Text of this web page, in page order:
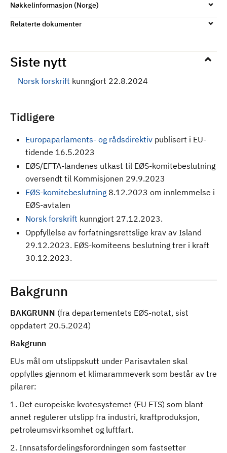
Nøkkelinformasjon (Norge)
Relaterte dokumenter
Siste nytt
Norsk forskrift kunngjort 22.8.2024
Tidligere
Europaparlaments- og rådsdirektiv publisert i EU-
tidende 16.5.2023
EØS/EFTA-landenes utkast til EØS-komitebeslutning
oversendt til Kommisjonen 29.9.2023
EØS-komitebeslutning 8.12.2023 om innlemmelse i
EØS-avtalen
Norsk forskrift kunngjort 27.12.2023.
Oppfyllelse av forfatningsrettslige krav av Island
29.12.2023. EØS-komiteens beslutning trer i kraft
30.12.2023.
Bakgrunn
BAKGRUNN (fra departementets EØS-notat, sist
oppdatert 20.5.2024)
Bakgrunn
EUs mål om utslippskutt under Parisavtalen skal
oppfylles gjennom et klimarammeverk som består av tre
pilarer:
1. Det europeiske kvotesystemet (EU ETS) som blant
annet regulerer utslipp fra industri, kraftproduksjon,
petroleumsvirksomhet og luftfart.
2. Innsatsfordelingsforordningen som fastsetter